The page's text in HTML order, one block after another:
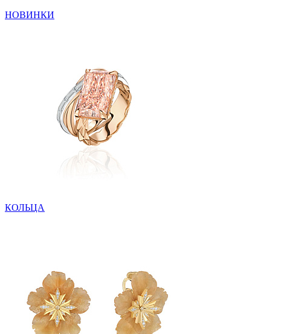
НОВИНКИ
КОЛЬЦА